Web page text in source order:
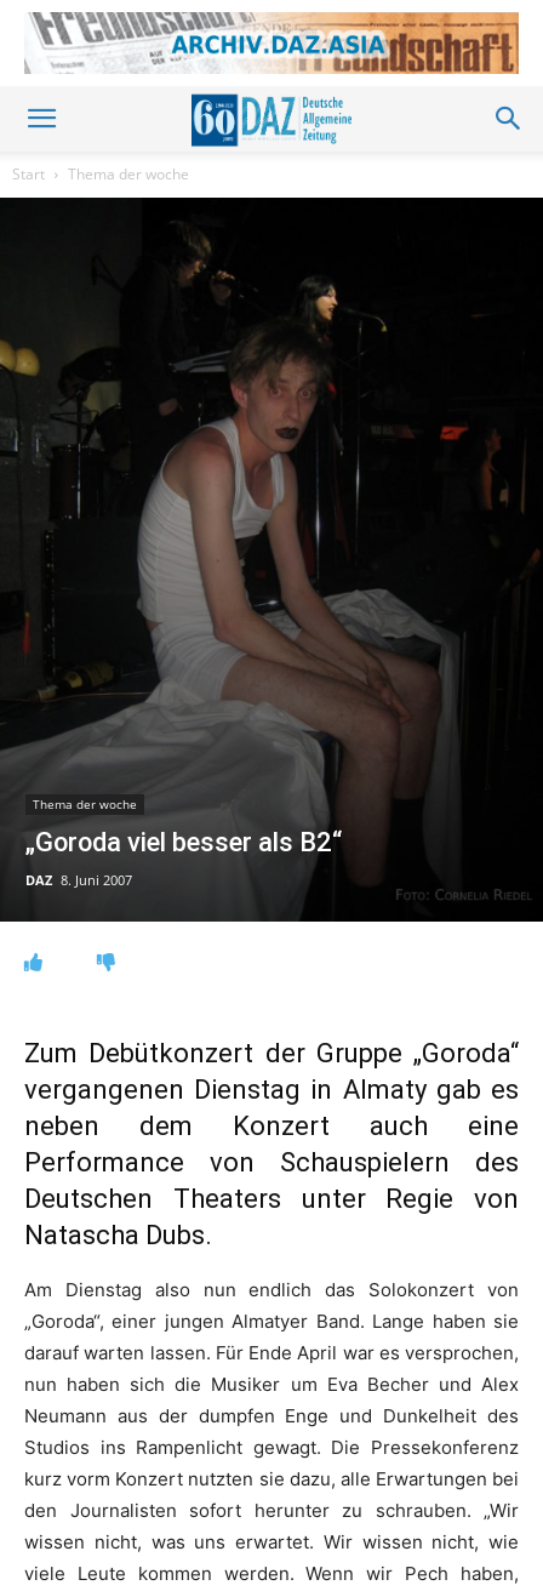
Start Thema der woche
Thema der woche
„Goroda viel besser als B2“
DAZ 8. Juni 2007
Zum Debütkonzert der Gruppe „Goroda“
vergangenen Dienstag in Almaty gab es
neben dem Konzert auch eine
Performance von Schauspielern des
Deutschen Theaters unter Regie von
Natascha Dubs.
Am Dienstag also nun endlich das Solokonzert von
„Goroda“, einer jungen Almatyer Band. Lange haben sie
darauf warten lassen. Für Ende April war es versprochen,
nun haben sich die Musiker um Eva Becher und Alex
Neumann aus der dumpfen Enge und Dunkelheit des
Studios ins Rampenlicht gewagt. Die Pressekonferenz
kurz vorm Konzert nutzten sie dazu, alle Erwartungen bei
den Journalisten sofort herunter zu schrauben. „Wir
wissen nicht, was uns erwartet. Wir wissen nicht, wie
viele Leute kommen werden. Wenn wir Pech haben,